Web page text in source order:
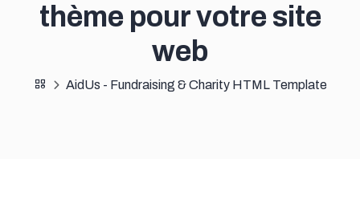
thème pour votre site
web
AidUs - Fundraising & Charity HTML Template